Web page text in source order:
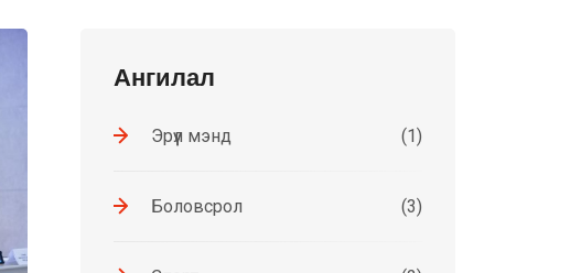
Ангилал
Эрүүл мэнд (1)
Боловсрол (3)